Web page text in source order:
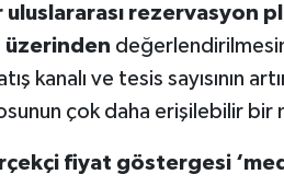
rezervasyon
üzerinden
kanalı ve tesis sayısının
çok daha erişilebilir bir
fiyat göstergesi